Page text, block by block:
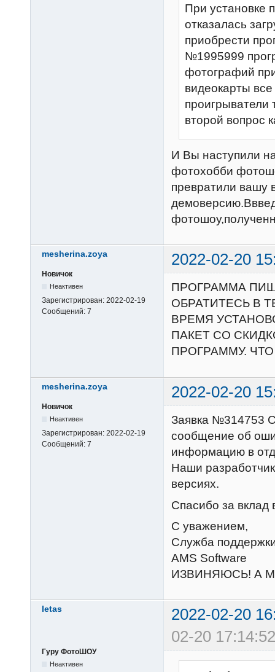
При установке
отказалась
приобрести
№1995999
фотографий
видеокарты
проигрыватели
второй вопрос
И Вы наступили
фотохобби
превратили вашу
mesherina.zoya 2022-02-20
Новичок
Неактивен
Зарегистрирован: 2022-02-19
Сообщений: 7
ПРОГРАММА
ОБРАТИТЕСЬ В
ВРЕМЯ
ПАКЕТ СО
ПРОГРАММУ.
mesherina.zoya 2022-02-20
Новичок
Неактивен
Зарегистрирован: 2022-02-19
Сообщений: 7
Заявка №314753
сообщение об
информацию в
Наши
версиях.
Спасибо за вклад
С уважением,
Служба
AMS Software
ИЗВИНЯЮСЬ! А
letas
2022-02-20
02-20
Гуру ФотоШОУ
Неактивен